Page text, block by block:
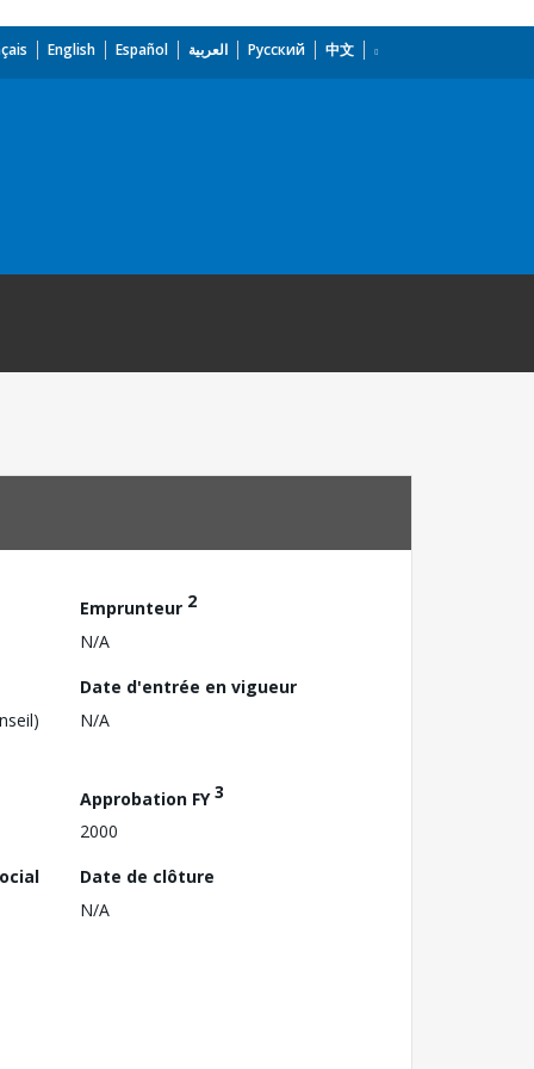
English Español العربية Русский 中文
Emprunteur 2
N/A
Date d'entrée en vigueur
N/A
Approbation FY3
2000
Date de clôture
N/A